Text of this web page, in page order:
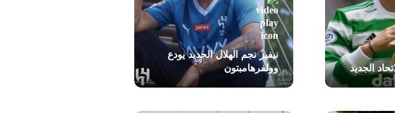
الجديد
نيفيز نجم الهلال الجديد يودع
وولفرهامبتون